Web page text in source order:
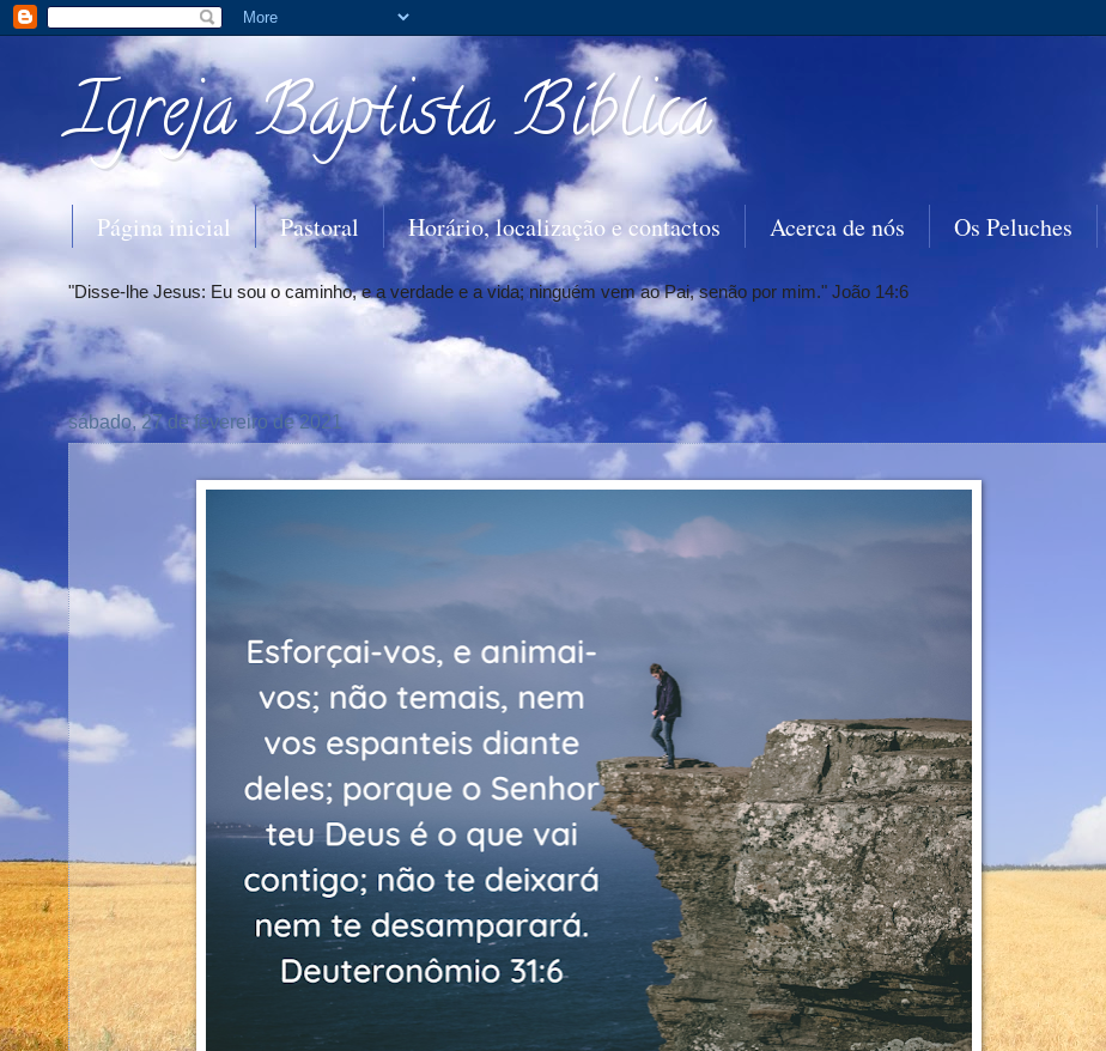
Igreja Baptista Bíblica
Página inicial Pastoral Horário, localização e contactos Acerca de nós Os Peluches
"Disse-lhe Jesus: Eu sou o caminho, e a verdade e a vida; ninguém vem ao Pai, senão por mim." João 14:6
sábado, 27 de fevereiro de 2021